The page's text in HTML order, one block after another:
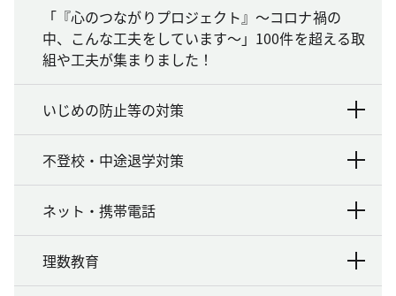
「『心のつながりプロジェクト』～コロナ禍の
中、こんな工夫をしています～」100件を超える取
組や工夫が集まりました！
いじめの防止等の対策
不登校・中途退学対策
ネット・携帯電話
理数教育